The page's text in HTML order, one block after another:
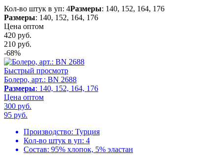
Кол-во штук в уп: 4Размеры: 140, 152, 164, 176
Размеры: 140, 152, 164, 176
Цена оптом
420 руб.
210 руб.
-68%
Быстрый просмотр
Болеро, арт.: BN 2688
Размеры: 140, 152, 164, 176
Цена оптом
300 руб.
95 руб.
Производство: Турция
Кол-во штук в уп: 4
Состав: 95% хлопок, 5% эластан